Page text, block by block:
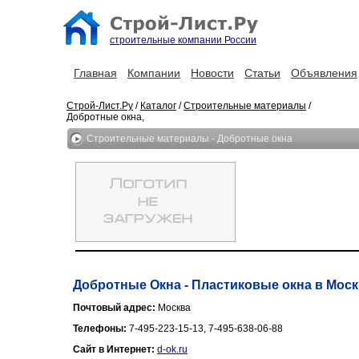
строительные компании России
Главная Компании Новости Статьи Объявления
Строй-Лист.Ру / Каталог /Строительные материалы /
Добротные окна,
Строительные материалы - Добротные окна
Добротные Окна - Пластиковые окна в
Почтовый адрес: Москва
Телефоны: 7-495-223-15-13, 7-495-638-06-88
Сайт в Интернет: d-ok.ru